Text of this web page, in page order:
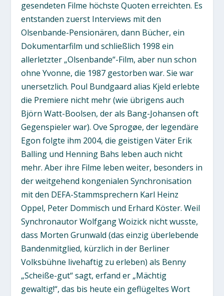
gesendeten Filme höchste Quoten erreichten. Es
entstanden zuerst Interviews mit den
Olsenbande-Pensionären, dann Bücher, ein
Dokumentarfilm und schließlich 1998 ein
allerletzter „Olsenbande“-Film, aber nun schon
ohne Yvonne, die 1987 gestorben war. Sie war
unersetzlich. Poul Bundgaard alias Kjeld erlebte
die Premiere nicht mehr (wie übrigens auch
Björn Watt-Boolsen, der als Bang-Johansen oft
Gegenspieler war). Ove Sprogøe, der legendäre
Egon folgte ihm 2004, die geistigen Väter Erik
Balling und Henning Bahs leben auch nicht
mehr. Aber ihre Filme leben weiter, besonders in
der weitgehend kongenialen Synchronisation
mit den DEFA-Stammsprechern Karl Heinz
Oppel, Peter Dommisch und Erhard Köster. Weil
Synchronautor Wolfgang Woizick nicht wusste,
dass Morten Grunwald (das einzig überlebende
Bandenmitglied, kürzlich in der Berliner
Volksbühne livehaftig zu erleben) als Benny
„Scheiße-gut“ sagt, erfand er „Mächtig
gewaltig!“, das bis heute ein geflügeltes Wort